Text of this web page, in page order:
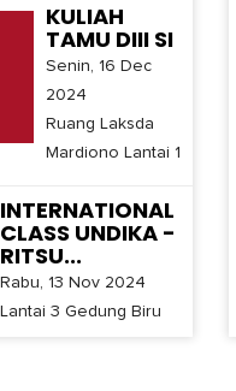
KULIAH
TAMU DIII SI
Senin, 16 Dec
2024
Ruang Laksda
Mardiono Lantai 1
INTERNATIONAL
CLASS UNDIKA -
RITSU...
Rabu, 13 Nov 2024
Lantai 3 Gedung Biru